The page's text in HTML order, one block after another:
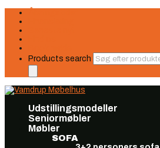
Products search
Udstillingsmodeller
Seniormøbler
Møbler
SOFA